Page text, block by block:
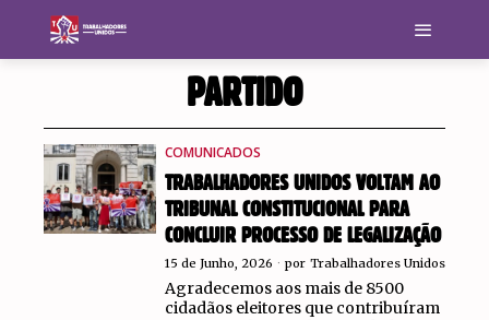
PARTIDO
COMUNICADOS
TRABALHADORES UNIDOS VOLTAM AO
TRIBUNAL CONSTITUCIONAL PARA
CONCLUIR PROCESSO DE LEGALIZAÇÃO
15 de Junho, 2026 por Trabalhadores Unidos
Agradecemos aos mais de 8500
cidadãos eleitores que contribuíram